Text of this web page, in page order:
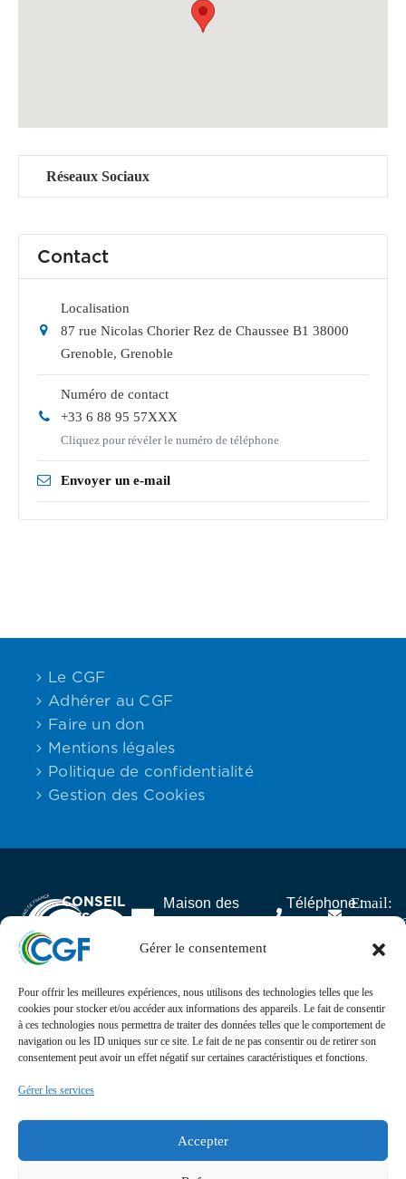
Gérer le consentement
Pour offrir les meilleures expériences, nous utilisons des technologies telles que les
cookies pour stocker et/ou accéder aux informations des appareils. Le fait de consentir
à ces technologies nous permettra de traiter des données telles que le comportement de
navigation ou les ID uniques sur ce site. Le fait de ne pas consentir ou de retirer son
consentement peut avoir un effet négatif sur certaines caractéristiques et fonctions.
Gérer les services
Accepter
Réseaux Sociaux
Contact
Localisation
87 rue Nicolas Chorier Rez de Chaussee B1 38000
Grenoble, Grenoble
Numéro de contact
+33 6 88 95 57XXX
Cliquez pour révéler le numéro de téléphone
Envoyer un e-mail
Le CGF
Adhérer au CGF
Faire un don
Mentions légales
Politique de confidentialité
Gestion des Cookies
CONSEIL
DES
GABONAIS
DE FRANCE
Maison des
25 rue Lantiez,
Téléphone :Email:
Actualités
Suivez l’actualité, l’agenda, les projets et les
événements du Conseil des Gabonais de France sur nos
réseaux sociaux